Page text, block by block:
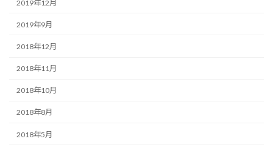
2019年12月
2019年9月
2018年12月
2018年11月
2018年10月
2018年8月
2018年5月